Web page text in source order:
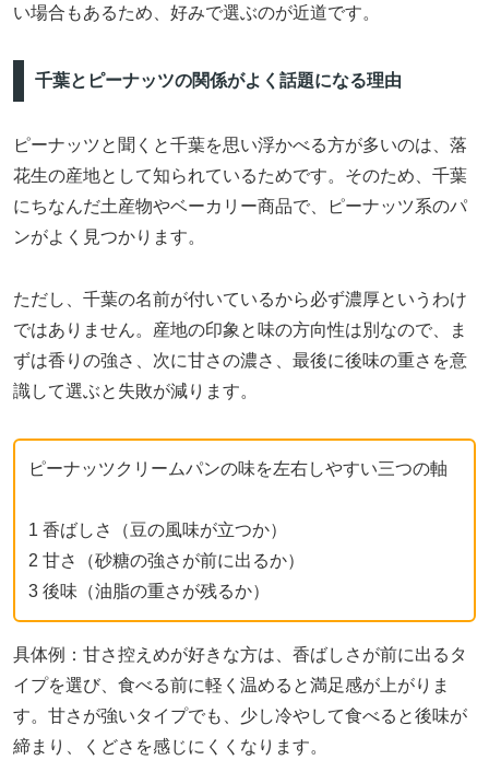
い場合もあるため、好みで選ぶのが近道です。
千葉とピーナッツの関係がよく話題になる理由
ピーナッツと聞くと千葉を思い浮かべる方が多いのは、落
花生の産地として知られているためです。そのため、千葉
にちなんだ土産物やベーカリー商品で、ピーナッツ系のパ
ンがよく見つかります。
ただし、千葉の名前が付いているから必ず濃厚というわけ
ではありません。産地の印象と味の方向性は別なので、ま
ずは香りの強さ、次に甘さの濃さ、最後に後味の重さを意
識して選ぶと失敗が減ります。
ピーナッツクリームパンの味を左右しやすい三つの軸
1 香ばしさ（豆の風味が立つか）
2 甘さ（砂糖の強さが前に出るか）
3 後味（油脂の重さが残るか）
具体例：甘さ控えめが好きな方は、香ばしさが前に出るタ
イプを選び、食べる前に軽く温めると満足感が上がりま
す。甘さが強いタイプでも、少し冷やして食べると後味が
締まり、くどさを感じにくくなります。